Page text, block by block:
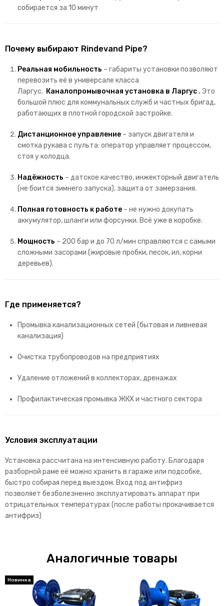
собирается за 10 минут
Почему выбирают Rindevand Pipe?
Реальная мобильность – габариты установки позволяют
перевозить её в универсале класса
Ларгус. Каналопромывочная установка в Ларгус . Это
большой плюс для коммунальных служб и частных бригад,
работающих в плотной городской застройке.
Дистанционное управление – запуск двигателя и
смотка рукава с пульта: оператор управляет процессом,
стоя у колодца.
Надёжность – датское качество, инжекторный двигатель
(не боится зимнего запуска), защита от замерзания.
Полная готовность к работе – не нужно докупать
аккумулятор, шланги или форсунки. Всё уже в коробке.
Мощность – 200 бар и до 70 л/мин справляются с самыми
сложными засорами (жировые пробки, песок, ил, корни
деревьев).
Где применяется?
Промывка канализационных сетей (бытовая и ливневая
канализация)
Очистка трубопроводов на предприятиях
Удаление отложений в коллекторах, дренажах
Профилактическая промывка ЖКХ и частного сектора
Условия эксплуатации
Установка рассчитана на интенсивную работу. Благодаря
разборной раме её можно хранить в гараже или подсобке,
быстро собирая перед выездом. Вход под антифриз
позволяет безболезненно эксплуатировать аппарат при
отрицательных температурах (после работы прокачивается
антифриз)
Аналогичные товары
Новинка